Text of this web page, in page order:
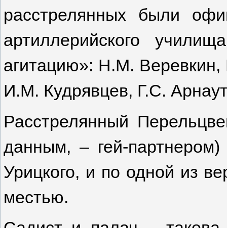
расстрелянных были
артиллерийского
агитацию»: Н.М.
И.М. Кудрявцев, Г.С.
Расстрелянный
данным, – гей-
Урицкого, и по одной из
местью.